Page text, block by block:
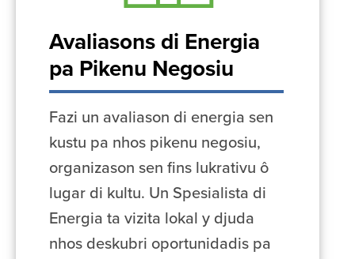
Avaliasons di Energia
pa Pikenu Negosiu
Fazi un avaliason di energia sen
kustu pa nhos pikenu negosiu,
organizason sen fins lukrativu ô
lugar di kultu. Un Spesialista di
Energia ta vizita lokal y djuda
nhos deskubri oportunidadis pa